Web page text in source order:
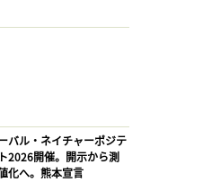
バル・ネイチャーポジテ
2026開催。開示から測
化へ。熊本宣言